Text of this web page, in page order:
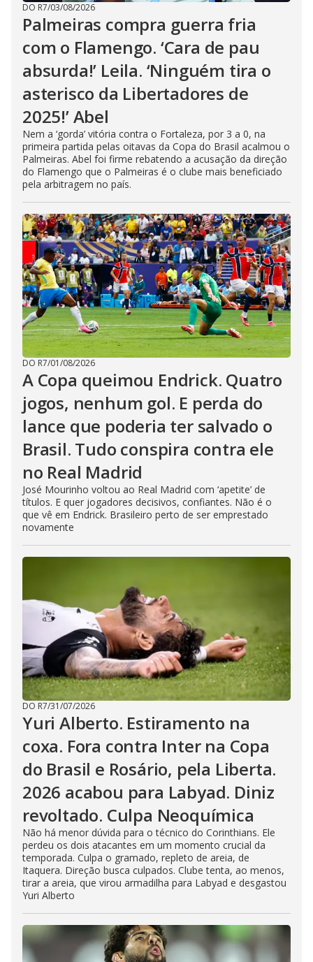
DO R7/03/08/2026
Palmeiras compra guerra fria
com o Flamengo. ‘Cara de pau
absurda!’ Leila. ‘Ninguém tira o
asterisco da Libertadores de
2025!’ Abel
Nem a ‘gorda’ vitória contra o Fortaleza, por 3 a 0, na
primeira partida pelas oitavas da Copa do Brasil acalmou o
Palmeiras. Abel foi firme rebatendo a acusação da direção
do Flamengo que o Palmeiras é o clube mais beneficiado
pela arbitragem no país.
DO R7/01/08/2026
A Copa queimou Endrick. Quatro
jogos, nenhum gol. E perda do
lance que poderia ter salvado o
Brasil. Tudo conspira contra ele
no Real Madrid
José Mourinho voltou ao Real Madrid com ‘apetite’ de
títulos. E quer jogadores decisivos, confiantes. Não é o
que vê em Endrick. Brasileiro perto de ser emprestado
novamente
DO R7/31/07/2026
Yuri Alberto. Estiramento na
coxa. Fora contra Inter na Copa
do Brasil e Rosário, pela Liberta.
2026 acabou para Labyad. Diniz
revoltado. Culpa Neoquímica
Não há menor dúvida para o técnico do Corinthians. Ele
perdeu os dois atacantes em um momento crucial da
temporada. Culpa o gramado, repleto de areia, de
Itaquera. Direção busca culpados. Clube tenta, ao menos,
tirar a areia, que virou armadilha para Labyad e desgastou
Yuri Alberto